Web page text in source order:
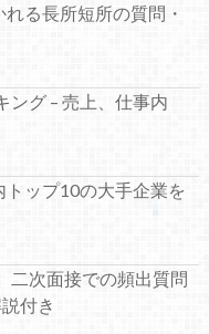
る長所短所の質問・
ング – 売上、仕事内
トップ10の大手企業を
二次面接での頻出質問
付き